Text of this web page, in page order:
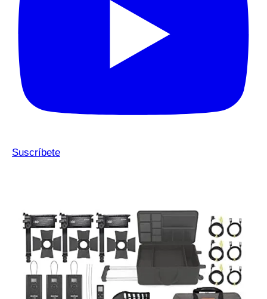
Suscríbete